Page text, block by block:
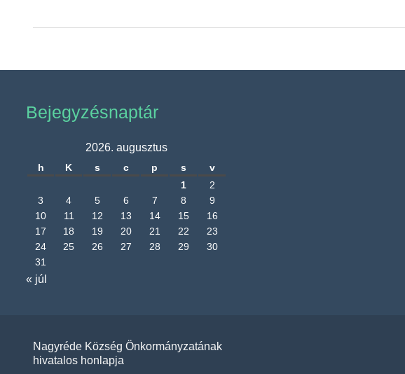
Bejegyzésnaptár
2026. augusztus
h K s c p s
v
1
2
3
4 5 6 7 8
9
10
11 12 13 14 15
16
17
18 19 20 21 22
23
24
25 26 27 28 29
30
31
« júl
Nagyréde Község Önkormányzatának
hivatalos honlapja